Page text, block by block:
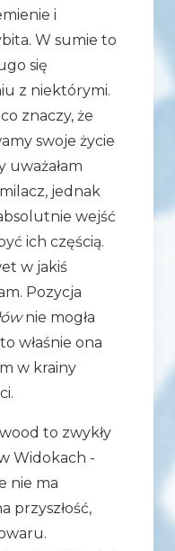
i
W sumie to
się
z niektórymi.
znaczy, że
swoje życie
uważałam
jednak
wejść
ich częścią.
w jakiś
Pozycja
nie mogła
właśnie ona
w krainy
to zwykły
Widokach -
nie ma
przyszłość,